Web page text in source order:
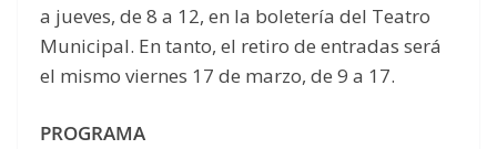
a jueves, de 8 a 12, en la boletería del Teatro
Municipal. En tanto, el retiro de entradas será
el mismo viernes 17 de marzo, de 9 a 17.
PROGRAMA